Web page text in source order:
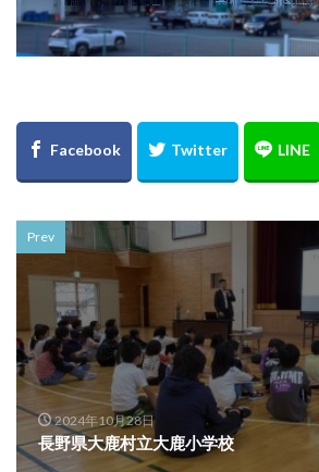
Prev
2024年10月28日
長野県大鹿村立大鹿小学校